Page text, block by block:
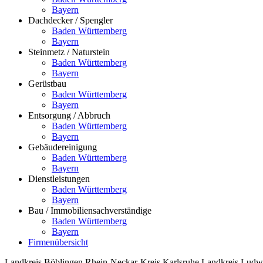
Bayern
Dachdecker / Spengler
Baden Württemberg
Bayern
Steinmetz / Naturstein
Baden Württemberg
Bayern
Gerüstbau
Baden Württemberg
Bayern
Entsorgung / Abbruch
Baden Württemberg
Bayern
Gebäudereinigung
Baden Württemberg
Bayern
Dienstleistungen
Baden Württemberg
Bayern
Bau / Immobiliensachverständige
Baden Württemberg
Bayern
Firmenübersicht